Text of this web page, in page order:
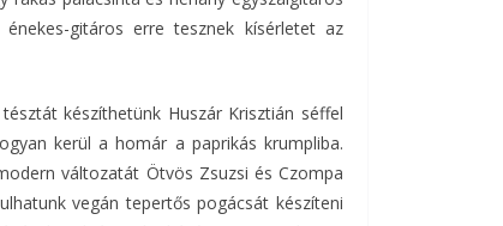
gitáros erre tesznek kísérletet az
készíthetünk Huszár Krisztián séffel
kerül a homár a paprikás krumpliba.
változatát Ötvös Zsuzsi és Czompa
vegán tepertős pogácsát készíteni